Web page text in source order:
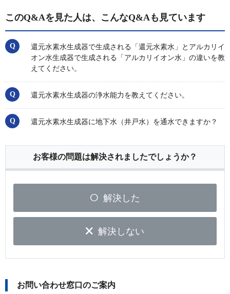
このQ&Aを見た人は、こんなQ&Aも見ています
還元水素水生成器で生成される「還元水素水」とアルカリイ
オン水生成器で生成される「アルカリイオン水」の違いを教
えてください。
還元水素水生成器の浄水能力を教えてください。
還元水素水生成器に地下水（井戸水）を通水できますか？
お客様の問題は解決されましたでしょうか？
解決した
解決しない
お問い合わせ窓口のご案内